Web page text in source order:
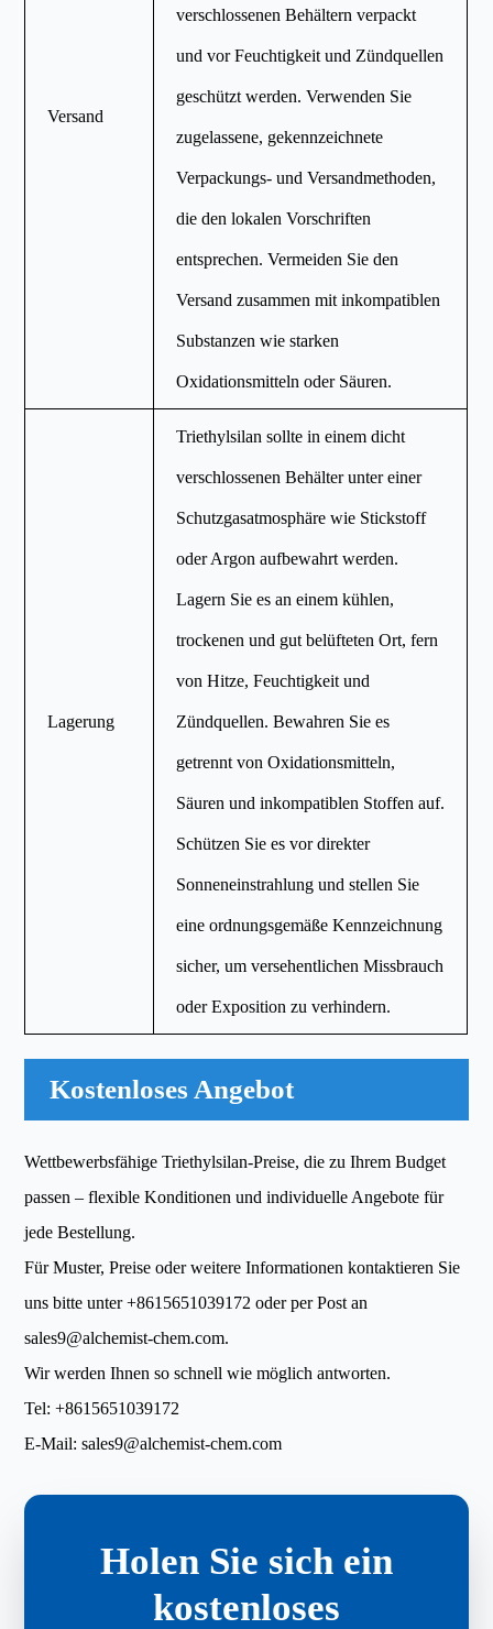
Versand
verschlossenen Behältern verpackt
und vor Feuchtigkeit und Zündquellen
geschützt werden. Verwenden Sie
zugelassene, gekennzeichnete
Verpackungs- und Versandmethoden,
die den lokalen Vorschriften
entsprechen. Vermeiden Sie den
Versand zusammen mit inkompatiblen
Substanzen wie starken
Oxidationsmitteln oder Säuren.
Lagerung
Triethylsilan sollte in einem dicht
verschlossenen Behälter unter einer
Schutzgasatmosphäre wie Stickstoff
oder Argon aufbewahrt werden.
Lagern Sie es an einem kühlen,
trockenen und gut belüfteten Ort, fern
von Hitze, Feuchtigkeit und
Zündquellen. Bewahren Sie es
getrennt von Oxidationsmitteln,
Säuren und inkompatiblen Stoffen auf.
Schützen Sie es vor direkter
Sonneneinstrahlung und stellen Sie
eine ordnungsgemäße Kennzeichnung
sicher, um versehentlichen Missbrauch
oder Exposition zu verhindern.
Kostenloses Angebot
Wettbewerbsfähige Triethylsilan-Preise, die zu Ihrem Budget
passen – flexible Konditionen und individuelle Angebote für
jede Bestellung.
Für Muster, Preise oder weitere Informationen kontaktieren Sie
uns bitte unter+8615651039172 oder per Post an
sales9@alchemist-chem.com.
Wir werden Ihnen so schnell wie möglich antworten.
Tel:+8615651039172
E-Mail:sales9@alchemist-chem.com
Holen Sie sich ein
kostenloses